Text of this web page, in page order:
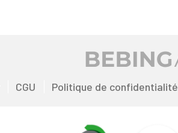
CGU Politique de confidentialité